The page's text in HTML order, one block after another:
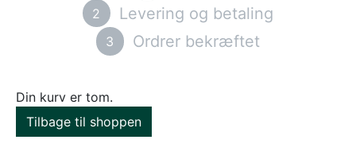
2 Levering og betaling
3 Ordrer bekræftet
Din kurv er tom.
Tilbage til shoppen